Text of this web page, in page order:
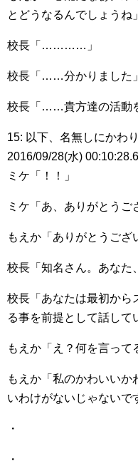
とどうなるんでしょうね」
校長「…………」
校長「……分かりました」
校長「……貴方達の活動
15: 以下、名無しにかわ
2016/09/28(水)
ミケ「！！」
ミケ「あ、ありがとうご
もえか「ありがとうござ
校長「知名さん。あなた
校長「あなたは最初から
る事を前提として話して
もえか「え？何を言って
もえか「私のかわいい
いわけがないじゃないで
・
・